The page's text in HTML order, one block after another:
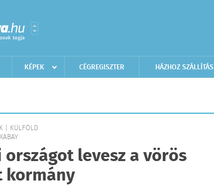
KÉPEK CÉGREGISZTER HÁZHOZ SZÁLLÍTÁS
| KÜLFÖLD
levesz a vörös